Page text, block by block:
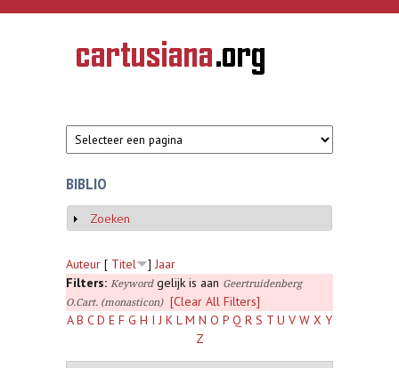
Overslaan en naar de inhoud gaan
CARTUSIANA
Geschiedenis
van de
BIBLIO
Weergeven
Zoeken
Auteur [ Titel ] Jaar
Filters: Keywordgelijk is aan Geertruidenberg
O.Cart. (monasticon)
[Clear All Filters]
A B C D E F G H I J K L M N O P Q R S T U V W X Y
Z